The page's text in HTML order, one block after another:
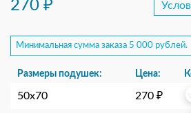
270 ₽
Минимальная сумма заказа 5 000 рублей.
Размеры подушек: Цена:
50х70 270 ₽